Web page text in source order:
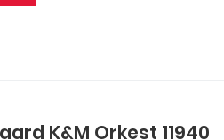
K&M Orkest 11940